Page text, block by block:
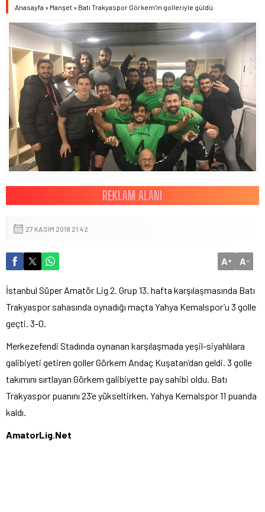
Anasayfa » Manşet » Batı Trakyaspor Görkem’in golleriyle güldü
27 KASIM 2018 21:42
A+ A-
İstanbul Süper Amatör Lig 2. Grup 13. hafta karşılaşmasında Batı
Trakyaspor sahasında oynadığı maçta Yahya Kemalspor’u 3 golle
geçti. 3-0.
Merkezefendi Stadında oynanan karşılaşmada yeşil-siyahlılara
galibiyeti getiren goller Görkem Andaç Kuşatan’dan geldi. 3 golle
takımını sırtlayan Görkem galibiyette pay sahibi oldu. Batı
Trakyaspor puanını 23’e yükseltirken, Yahya Kemalspor 11 puanda
kaldı.
AmatorLig.Net